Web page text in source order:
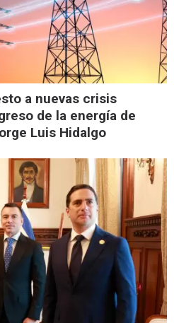
a nuevas crisis
de la energía de
Luis Hidalgo